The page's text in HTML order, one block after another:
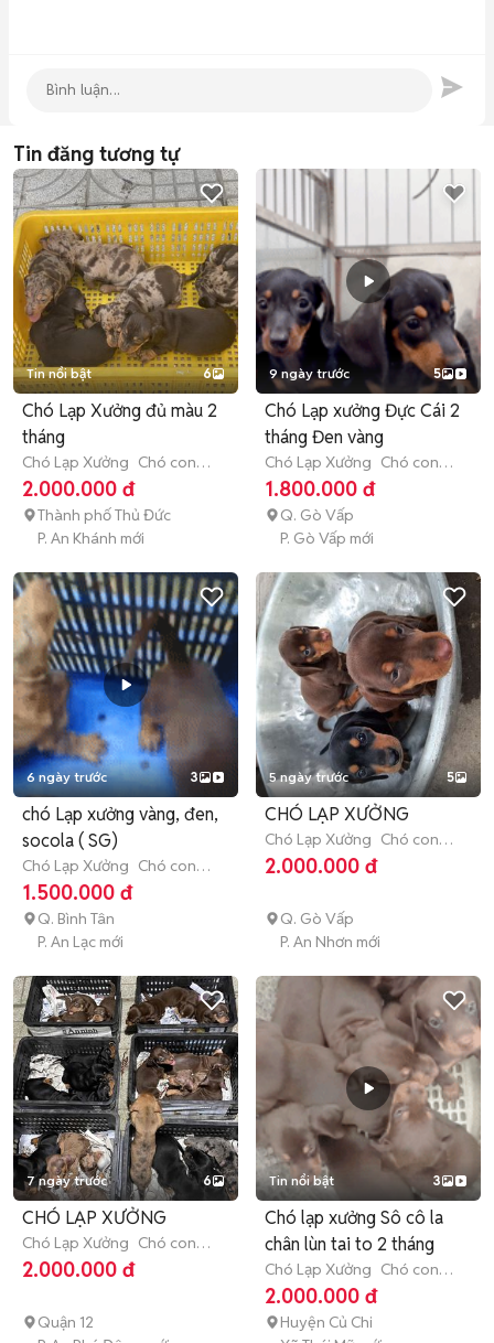
Tin đăng tương tự
Tin nổi bật 6
Chó Lạp Xưởng đủ màu 2
tháng
Chó Lạp Xưởng Chó con
(dưới 3 tháng tuổi)
2.000.000 đ
Thành phố Thủ Đức
P. An Khánh mới
9 ngày trước 5
Chó Lạp xưởng Đực Cái 2
tháng Đen vàng
Chó Lạp Xưởng Chó con
(dưới 3 tháng tuổi)
1.800.000 đ
Q. Gò Vấp
P. Gò Vấp mới
6 ngày trước 3
chó Lạp xưởng vàng, đen,
socola ( SG)
Chó Lạp Xưởng Chó con
(dưới 3 tháng tuổi)
1.500.000 đ
Q. Bình Tân
P. An Lạc mới
5 ngày trước 5
CHÓ LẠP XƯỞNG
Chó Lạp Xưởng Chó con
(dưới 3 tháng tuổi)
2.000.000 đ
Q. Gò Vấp
P. An Nhơn mới
7 ngày trước 6
CHÓ LẠP XƯỞNG
Chó Lạp Xưởng Chó con
(dưới 3 tháng tuổi)
2.000.000 đ
Quận 12
Tin nổi bật 3
Chó lạp xưởng Sô cô la
chân lùn tai to 2 tháng
Chó Lạp Xưởng Chó con
(dưới 3 tháng tuổi)
2.000.000 đ
Huyện Củ Chi